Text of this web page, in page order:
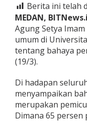
i
K
u
l
i
a
m
u
m
B
a
Berita ini telah
MEDAN,
Agung Setya
umum di
tentang bahaya
(19/3).
Di hadapan
menyampaikan
merupakan
Dimana 65